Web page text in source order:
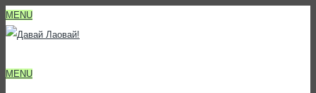
MENU
MENU